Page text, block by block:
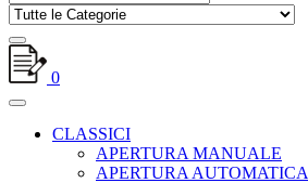
0
CLASSICI
APERTURA MANUALE
APERTURA AUTOMATICA